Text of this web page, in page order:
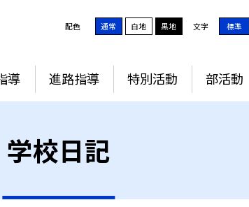
配色 通常 白地 黒地 文字 標準
導 進路指導 特別活動 部活動
学校日記